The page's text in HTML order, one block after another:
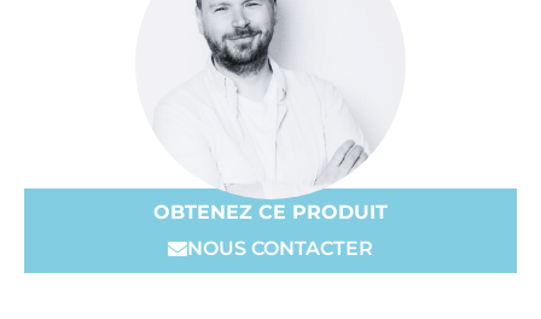
OBTENEZ CE PRODUIT
NOUS CONTACTER